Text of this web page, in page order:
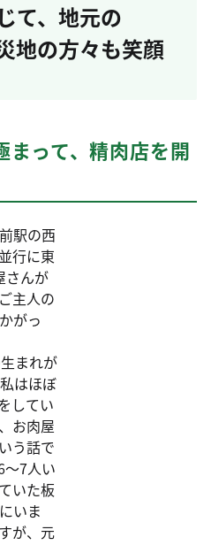
て、地元の
地の方々も笑顔
まって、精肉店を開
駅の西
行に東
さんが
主人の
がっ
まれが
はほぼ
してい
お肉屋
う話で
～7人い
いた板
いま
が、元